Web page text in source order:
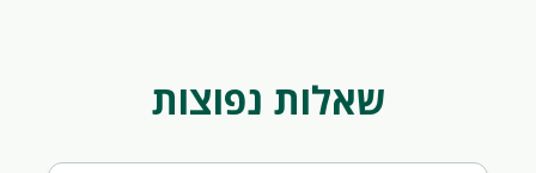
שאלות נפוצות